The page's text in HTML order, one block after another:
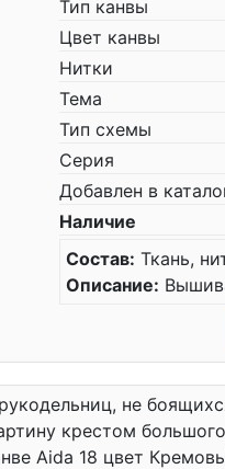
Тип канвы
Цвет канвы
Нитки
Тема
Тип схемы
Серия
Добавлен в
Наличие
Состав: Ткань,
Описание:
не
крестом
Aida 18 цвет